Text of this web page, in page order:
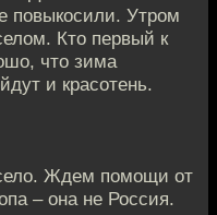
повыкосили. Утром
Кто первый к
что зима
и красотень.
Ждем помощи от
– она не Россия.